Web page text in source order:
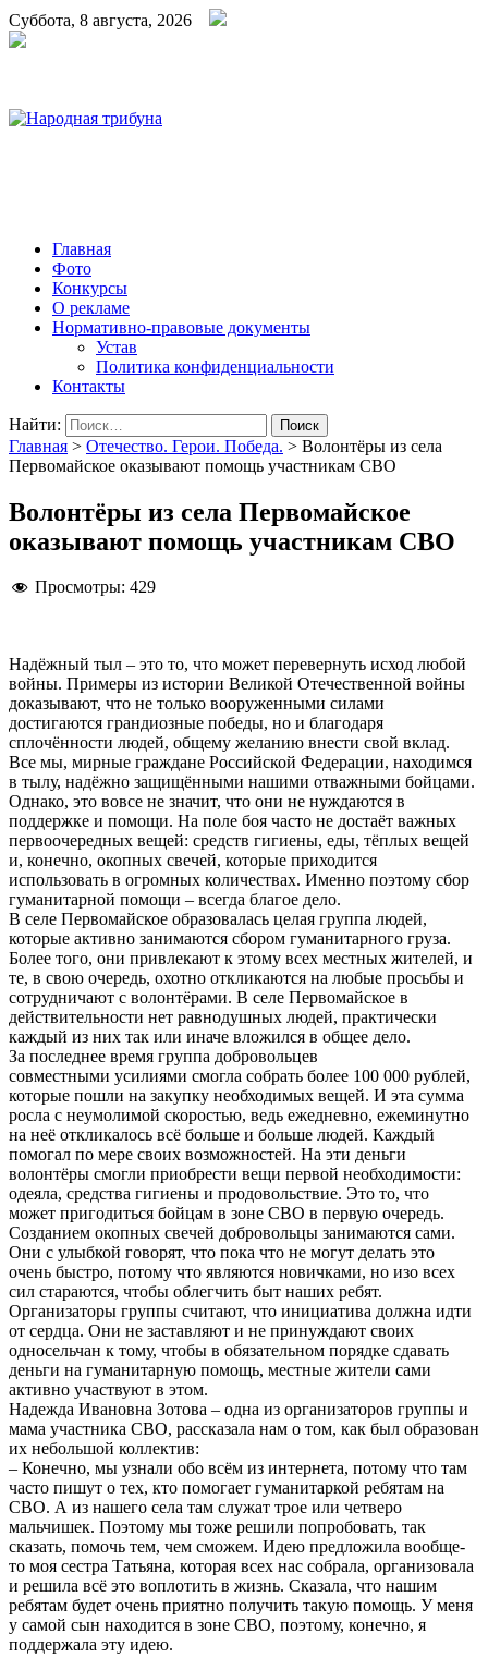
Суббота, 8 августа, 2026
Главная
Фото
Конкурсы
О рекламе
Нормативно-правовые документы
Устав
Политика конфиденциальности
Контакты
Найти:
Главная > Отечество. Герои. Победа. > Волонтёры из села
Первомайское оказывают помощь участникам СВО
Волонтёры из села Первомайское
оказывают помощь участникам СВО
Просмотры: 429
Надёжный тыл – это то, что может перевернуть исход любой
войны. Примеры из истории Великой Отечественной войны
доказывают, что не только вооруженными силами
достигаются грандиозные победы, но и благодаря
сплочённости людей, общему желанию внести свой вклад.
Все мы, мирные граждане Российской Федерации, находимся
в тылу, надёжно защищёнными нашими отважными бойцами.
Однако, это вовсе не значит, что они не нуждаются в
поддержке и помощи. На поле боя часто не достаёт важных
первоочередных вещей: средств гигиены, еды, тёплых вещей
и, конечно, окопных свечей, которые приходится
использовать в огромных количествах. Именно поэтому сбор
гуманитарной помощи – всегда благое дело.
В селе Первомайское образовалась целая группа людей,
которые активно занимаются сбором гуманитарного груза.
Более того, они привлекают к этому всех местных жителей, и
те, в свою очередь, охотно откликаются на любые просьбы и
сотрудничают с волонтёрами. В селе Первомайское в
действительности нет равнодушных людей, практически
каждый из них так или иначе вложился в общее дело.
За последнее время группа добровольцев
совместными усилиями смогла собрать более 100 000 рублей,
которые пошли на закупку необходимых вещей. И эта сумма
росла с неумолимой скоростью, ведь ежедневно, ежеминутно
на неё откликалось всё больше и больше людей. Каждый
помогал по мере своих возможностей. На эти деньги
волонтёры смогли приобрести вещи первой необходимости:
одеяла, средства гигиены и продовольствие. Это то, что
может пригодиться бойцам в зоне СВО в первую очередь.
Созданием окопных свечей добровольцы занимаются сами.
Они с улыбкой говорят, что пока что не могут делать это
очень быстро, потому что являются новичками, но изо всех
сил стараются, чтобы облегчить быт наших ребят.
Организаторы группы считают, что инициатива должна идти
от сердца. Они не заставляют и не принуждают своих
односельчан к тому, чтобы в обязательном порядке сдавать
деньги на гуманитарную помощь, местные жители сами
активно участвуют в этом.
Надежда Ивановна Зотова – одна из организаторов группы и
мама участника СВО, рассказала нам о том, как был образован
их небольшой коллектив:
– Конечно, мы узнали обо всём из интернета, потому что там
часто пишут о тех, кто помогает гуманитаркой ребятам на
СВО. А из нашего села там служат трое или четверо
мальчишек. Поэтому мы тоже решили попробовать, так
сказать, помочь тем, чем сможем. Идею предложила вообще-
то моя сестра Татьяна, которая всех нас собрала, организовала
и решила всё это воплотить в жизнь. Сказала, что нашим
ребятам будет очень приятно получить такую помощь. У меня
у самой сын находится в зоне СВО, поэтому, конечно, я
поддержала эту идею.